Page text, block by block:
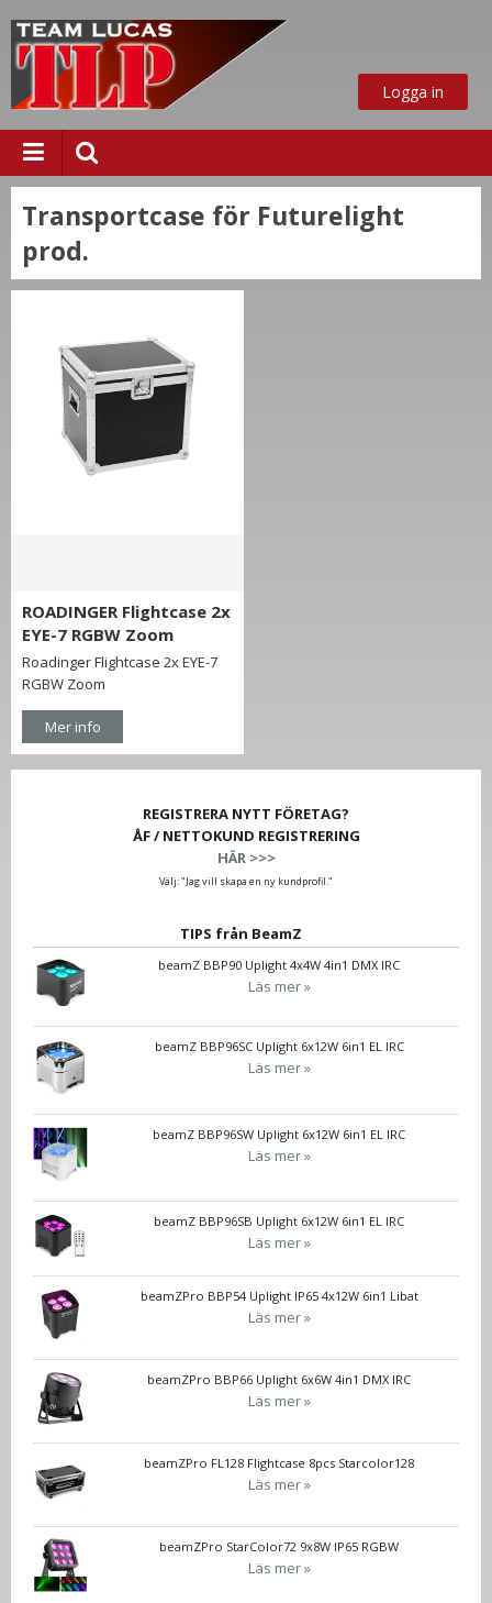
Logga in
nu
Transportcase för Futurelight
prod.
ROADINGER Flightcase 2x
EYE-7 RGBW Zoom
Roadinger Flightcase 2x EYE-7
RGBW Zoom
Mer info
REGISTRERA NYTT FÖRETAG?
ÅF / NETTOKUND REGISTRERING
HÄR >>>
Välj: "Jag vill skapa en ny kundprofil."
TIPS från BeamZ
beamZ BBP90 Uplight 4x4W 4in1 DMX IRC
Läs mer »
beamZ BBP96SC Uplight 6x12W 6in1 EL IRC
Läs mer »
beamZ BBP96SW Uplight 6x12W 6in1 EL IRC
Läs mer »
beamZ BBP96SB Uplight 6x12W 6in1 EL IRC
Läs mer »
beamZPro BBP54 Uplight IP65 4x12W 6in1 Libat
Läs mer »
beamZPro BBP66 Uplight 6x6W 4in1 DMX IRC
Läs mer »
beamZPro FL128 Flightcase 8pcs Starcolor128
Läs mer »
beamZPro StarColor72 9x8W IP65 RGBW
Läs mer »